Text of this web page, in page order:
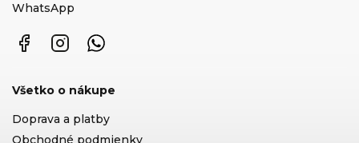
WhatsApp
FacebookInstagram
Všetko o nákupe
Doprava a platby
Obchodné podmienky